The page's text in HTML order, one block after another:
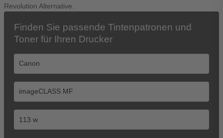
Revolution Alternative.
Finden Sie passende Tintenpatronen und
Toner für Ihren Drucker